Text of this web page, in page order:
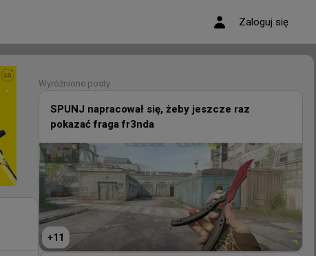
Zaloguj się
SPUNJ napracował się, żeby jeszcze raz
pokazać fraga fr3nda
+11
Vitality odpowiedziało na wpis dusTa. "Seks
Wyróżnione posty
SPUNJ napracował się, żeby jeszcze raz
pokazać fraga fr3nda
+11